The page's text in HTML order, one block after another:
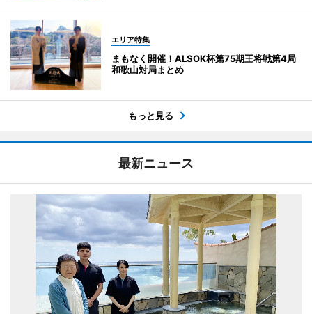
エリア特集
まもなく開催！ALSOK杯第75期王将戦第4局
和歌山対局まとめ
もっと見る
最新ニュース